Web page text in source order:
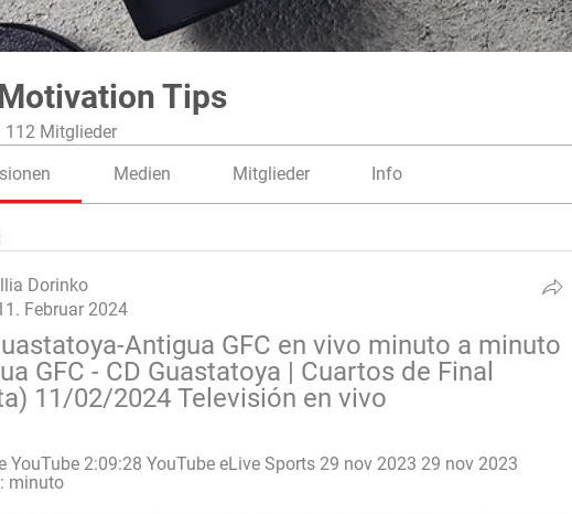
Tips
112 Mitglieder
Medien Mitglieder Info
Dorinko
Februar 2024
Antigua GFC en vivo minuto a minuto
GFC - CD Guastatoya | Cuartos de Final
11/02/2024 Televisión en vivo
YouTube 2:09:28 YouTube eLive Sports 29 nov 2023 29 nov 2023
minuto